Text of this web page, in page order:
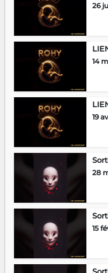
26
14
19
28
15